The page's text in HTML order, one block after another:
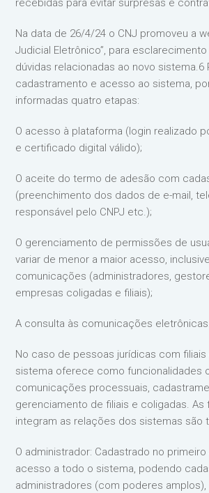
recebidas para evitar surpresas e
Na data de 26/4/24 o CNJ promoveu a
Judicial Eletrônico”, para
dúvidas relacionadas ao novo sistema.6
cadastramento e acesso ao sistema,
informadas quatro etapas:
O acesso à plataforma (login realizado
e certificado digital válido);
O aceite do termo de adesão com
(preenchimento dos dados de e-mail,
responsável pelo CNPJ etc.);
O gerenciamento de permissões de
variar de menor a maior acesso,
comunicações (administradores,
empresas coligadas e filiais);
A consulta às comunicações eletrônicas.
No caso de pessoas jurídicas com filiais
sistema oferece como funcionalidades
comunicações processuais,
gerenciamento de filiais e coligadas. As
integram as relações dos sistemas são
O administrador: Cadastrado no
acesso a todo o sistema, podendo
administradores (com poderes amplos),